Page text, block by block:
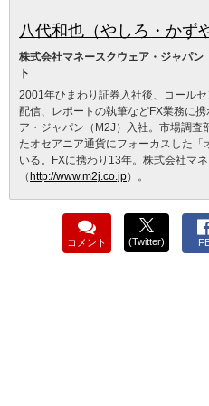
八代和也（やしろ・かず
株式会社マネースクウェア・ジャパ
ト
2001年ひまわり証券入社後、コール
配信、レポートの執筆などFX業務に
ア・ジャパン（M2J）入社。市場調査
たオセアニア通貨にフォーカスした
いる。FXに携わり13年。株式会社マ
（ http://www.m2j.co.jp）。
コメント (Twitter)